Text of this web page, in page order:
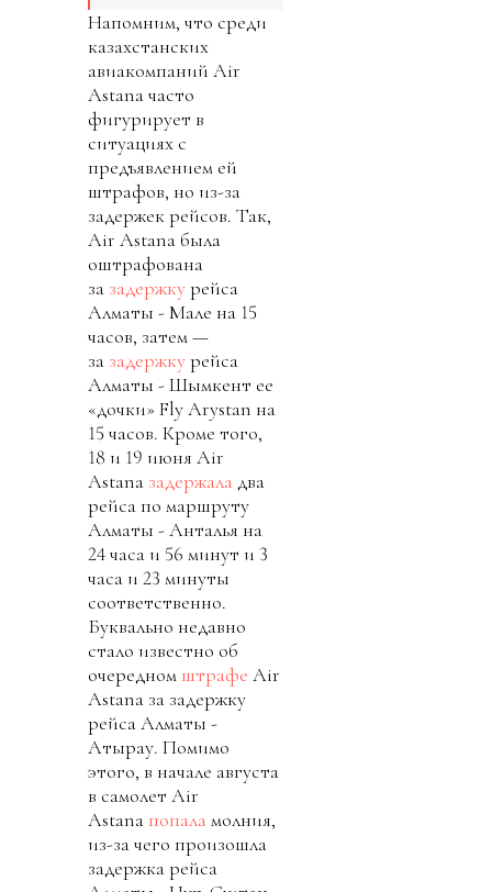
Напомним, что среди
казахстанских
авиакомпаний Air
Astana часто
фигурирует в
ситуациях с
предъявлением ей
штрафов, но из-за
задержек рейсов. Так,
Air Astana была
оштрафована
за задержкурейса
Алматы - Мале на 15
часов, затем —
за задержкурейса
Алматы - Шымкент ее
«дочки» Fly Arystan на
15 часов. Кроме того,
18 и 19 июня Air
Astana задержала два
рейса по маршруту
Алматы - Анталья на
24 часа и 56 минут и 3
часа и 23 минуты
соответственно.
Буквально недавно
стало известно об
очередном штрафе Air
Astana за задержку
рейса Алматы -
Атырау. Помимо
этого, в начале августа
в самолет Air
Astana попаламолния,
из-за чего произошла
задержка рейса